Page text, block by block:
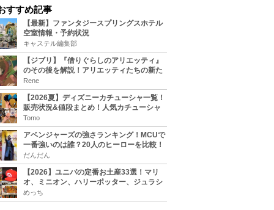
すすめ記事
【最新】ファンタジースプリングスホテル
空室情報・予約状況
キャステル編集部
【ジブリ】『借りぐらしのアリエッティ』
のその後を解説！アリエッティたちの新た
な住処は？翔の病気は治る？
Rene
【2026夏】ディズニーカチューシャ一覧！
販売状況&値段まとめ！人気カチューシャ
をチェック
Tomo
アベンジャーズの強さランキング！MCUで
一番強いのは誰？20人のヒーローを比較！
だんだん
【2026】ユニバの定番お土産33選！マリ
オ、ミニオン、ハリーポッター、ジュラシ
ックパーク、セサミ、SINGなどのグッズ情
報
めっち